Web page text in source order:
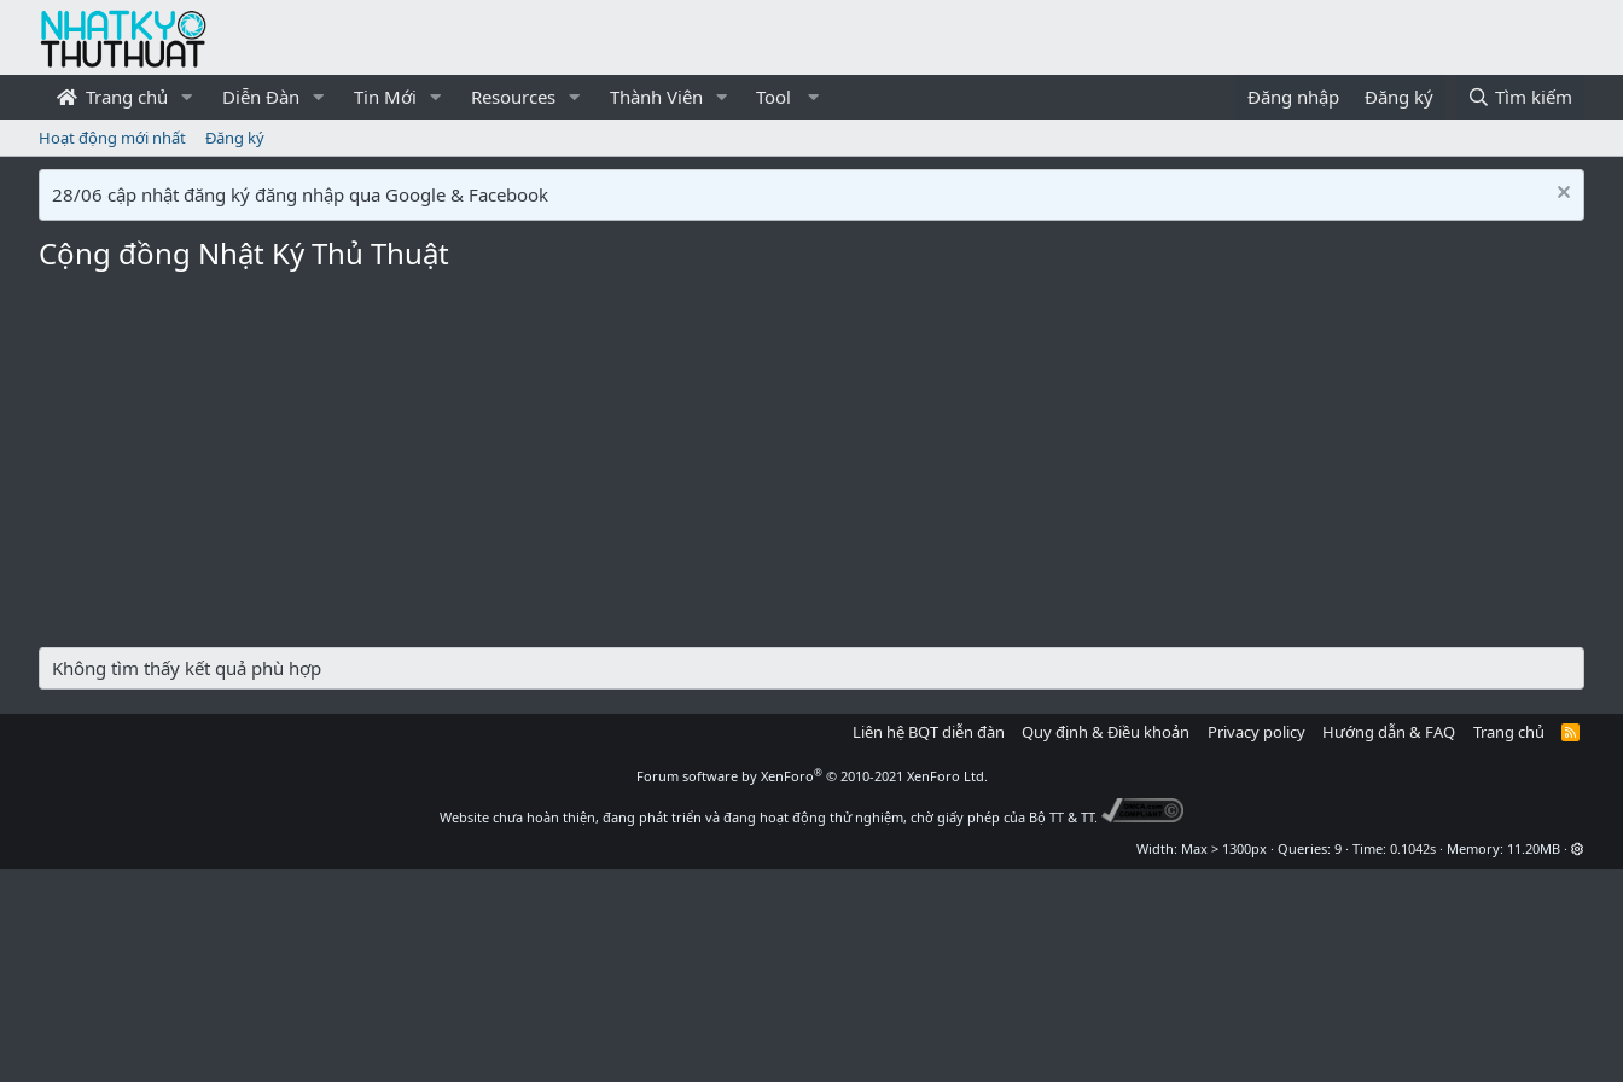
Trang chủ Diễn Đàn Tin Mới Resources Thành Viên Tool Đăng nhập Đăng ký Tìm kiếm
Hoạt động mới nhất Đăng ký
28/06 cập nhật đăng ký đăng nhập qua Google & Facebook
Cộng đồng Nhật Ký Thủ Thuật
Không tìm thấy kết quả phù hợp
Liên hệ BQT diễn đàn Quy định & Điều khoản Privacy policy Hướng dẫn & FAQ Trang chủ
R
S
Forum software by XenForo® © 2010-2021 XenForo Ltd.
Website chưa hoàn thiện, đang phát triển và đang hoạt động thử nghiệm, chờ giấy phép của Bộ TT & TT.
Width
Queries 9 Time 0.1042s Memory 11.20MB